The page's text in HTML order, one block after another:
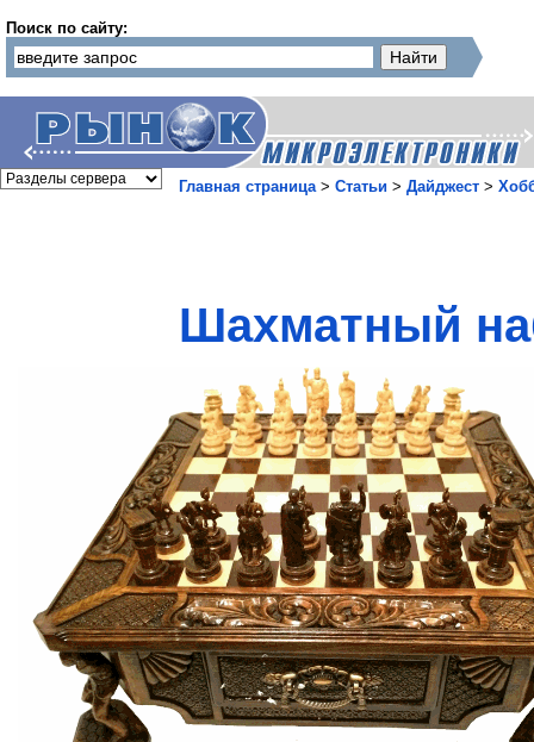
Поиск по сайту:
Главная страница> Статьи > Дайджест >
Шахматный